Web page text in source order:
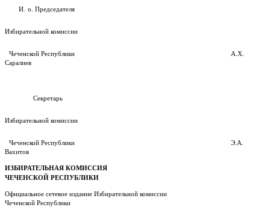
И. о. Председателя
Избирательной комиссии
Чеченской Республики А.Х.
Саралиев
Секретарь
Избирательной комиссии
Чеченской Республики Э.А.
Вахитов
ИЗБИРАТЕЛЬНАЯ КОМИССИЯ
ЧЕЧЕНСКОЙ РЕСПУБЛИКИ
Официальное сетевое издание Избирательной комиссии
Чеченской Республики